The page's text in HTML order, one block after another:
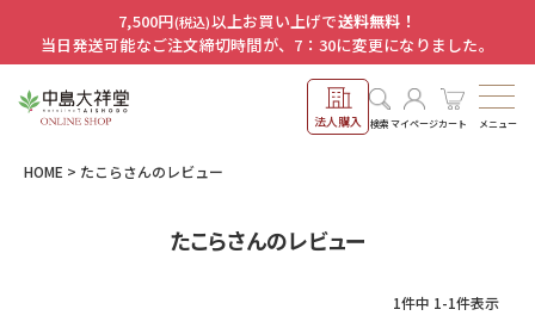
7,500円(税込)以上お買い上げで送料無料！
当日発送可能なご注文締切時間が、7：30に変更になりました。
法人購入 検索マイページカート メニュー
HOME たこらさんのレビュー
たこらさんのレビュー
1件中 1-1件表示